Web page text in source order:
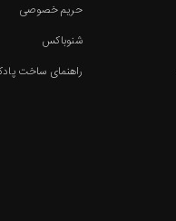
حریم خصوصی
شنوباکس
راهنمای ساخت